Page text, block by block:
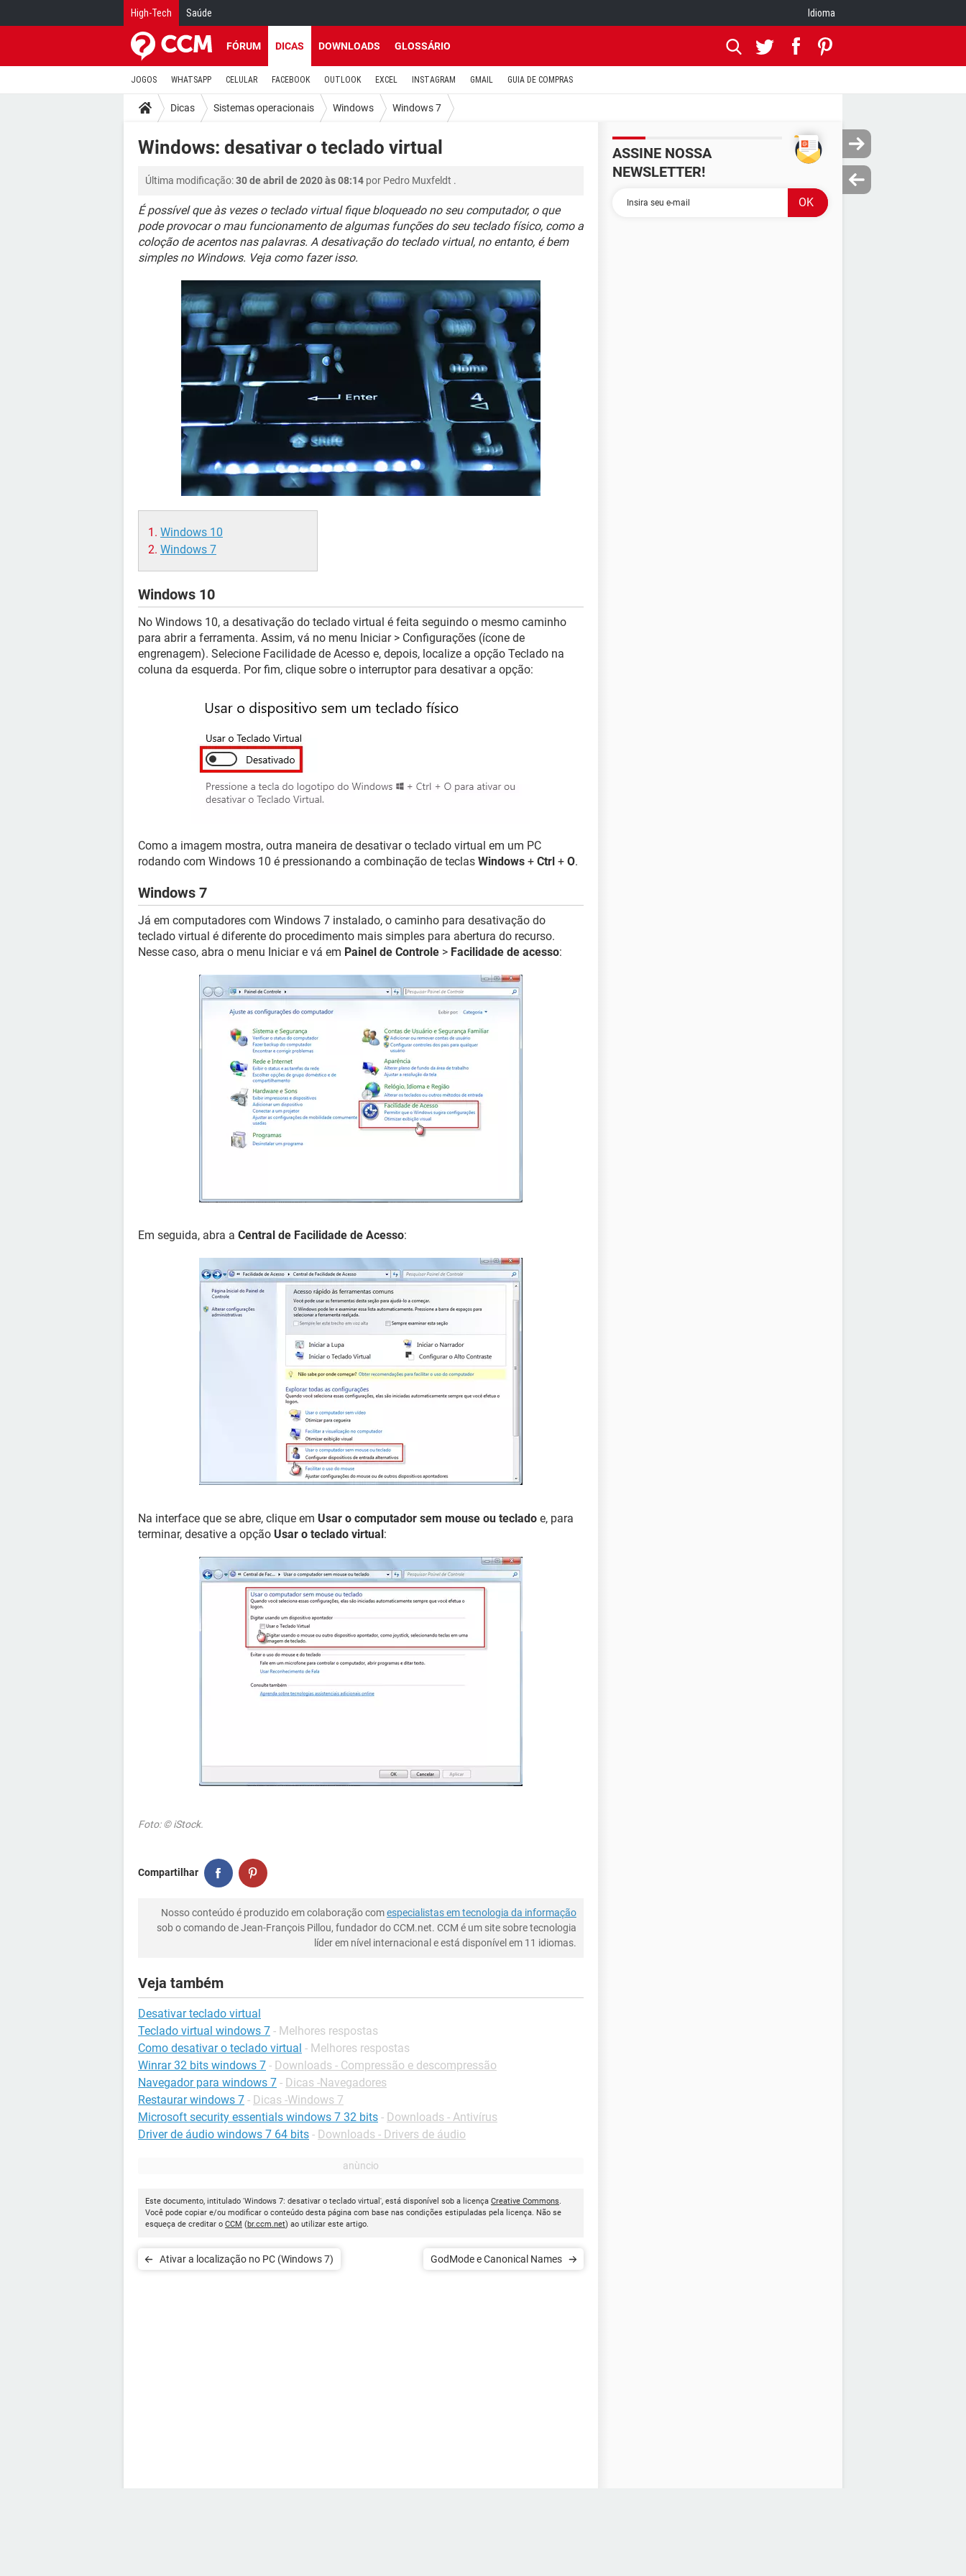
High-Tech Saúde Idioma
FÓRUM DICAS DOWNLOADS GLOSSÁRIO
JOGOS WHATSAPP CELULAR FACEBOOK OUTLOOK EXCEL INSTAGRAM GMAIL GUIA DE COMPRAS
Dicas Sistemas operacionais Windows Windows 7
Windows: desativar o teclado virtual
Última modificação:30 de abril de 2020 às 08:14 por Pedro Muxfeldt .
É possível que às vezes o teclado virtual fique bloqueado no seu computador, o que
pode provocar o mau funcionamento de algumas funções do seu teclado físico, como a
coloção de acentos nas palavras. A desativação do teclado virtual, no entanto, é bem
simples no Windows. Veja como fazer isso.
Windows 10
Windows 7
Windows 10
No Windows 10, a desativação do teclado virtual é feita seguindo o mesmo caminho
para abrir a ferramenta. Assim, vá no menu Iniciar > Configurações (ícone de
engrenagem). Selecione Facilidade de Acesso e, depois, localize a opção Teclado na
coluna da esquerda. Por fim, clique sobre o interruptor para desativar a opção:
Como a imagem mostra, outra maneira de desativar o teclado virtual em um PC
rodando com Windows 10 é pressionando a combinação de teclas Windows + Ctrl + O.
Windows 7
Já em computadores com Windows 7 instalado, o caminho para desativação do
teclado virtual é diferente do procedimento mais simples para abertura do recurso.
Nesse caso, abra o menu Iniciar e vá em Painel de Controle > Facilidade de acesso:
Em seguida, abra a Central de Facilidade de Acesso:
Na interface que se abre, clique em Usar o computador sem mouse ou teclado e, para
terminar, desative a opção Usar o teclado virtual:
Foto: © iStock.
Compartilhar
Nosso conteúdo é produzido em colaboração comespecialistas em tecnologia da informação
sob o comando de Jean-François Pillou, fundador do CCM.net. CCM é um site sobre tecnologia
líder em nível internacional e está disponível em 11 idiomas.
Veja também
Desativar teclado virtual
Teclado virtual windows 7 - Melhores respostas
Como desativar o teclado virtual - Melhores respostas
Winrar 32 bits windows 7 - Downloads - Compressão e descompressão
Navegador para windows 7 - Dicas -Navegadores
Restaurar windows 7 - Dicas -Windows 7
Microsoft security essentials windows 7 32 bits - Downloads - Antivírus
Driver de áudio windows 7 64 bits - Downloads - Drivers de áudio
Este documento, intitulado 'Windows 7: desativar o teclado virtual', está disponível sob a licença Creative Commons.
Você pode copiar e/ou modificar o conteúdo desta página com base nas condições estipuladas pela licença. Não se
esqueça de creditar o CCM (br.ccm.net) ao utilizar este artigo.
Ativar a localização no PC (Windows 7) GodMode e Canonical Names
ASSINE NOSSA
NEWSLETTER!